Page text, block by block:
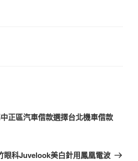
正區汽車借款選擇台北機車借款
眼科Juvelook美白針用鳳凰電波